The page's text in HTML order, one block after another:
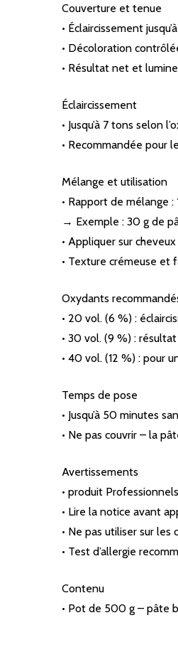
Couverture et tenue
• Éclaircissement
• Décoloration
• Résultat net et
Éclaircissement
• Jusqu’à 7 tons selon
• Recommandée pour
Mélange et utilisation
• Rapport de mélange :
→ Exemple : 30 g de
• Appliquer sur
• Texture crémeuse et
Oxydants
• 20 vol. (6 %) :
• 30 vol. (9 %) :
• 40 vol. (12 %) : pour
Temps de pose
• Jusqu’à 50 minutes
• Ne pas couvrir – la
Avertissements
• produit
• Lire la notice avant
• Ne pas utiliser sur les
• Test d’allergie
Contenu
• Pot de 500 g – pâte